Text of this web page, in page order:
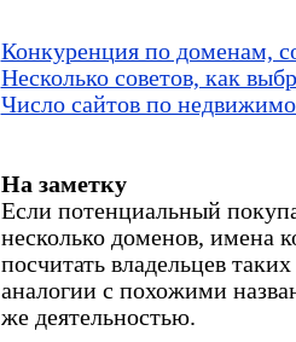
Конкуренция по доменам,
Несколько советов, как
Число сайтов по
На заметку
Если потенциальный
несколько доменов, имена
посчитать владельцев
аналогии с похожими
же деятельностью.